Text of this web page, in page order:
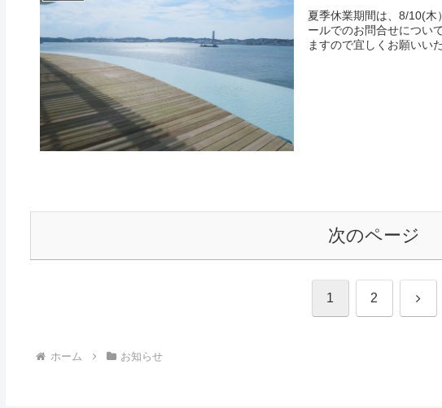
夏季休業期間は、8/10(木
ールでのお問合せについ
ますので宜しくお願いい
次のページ
1 2 次
ホーム お知らせ